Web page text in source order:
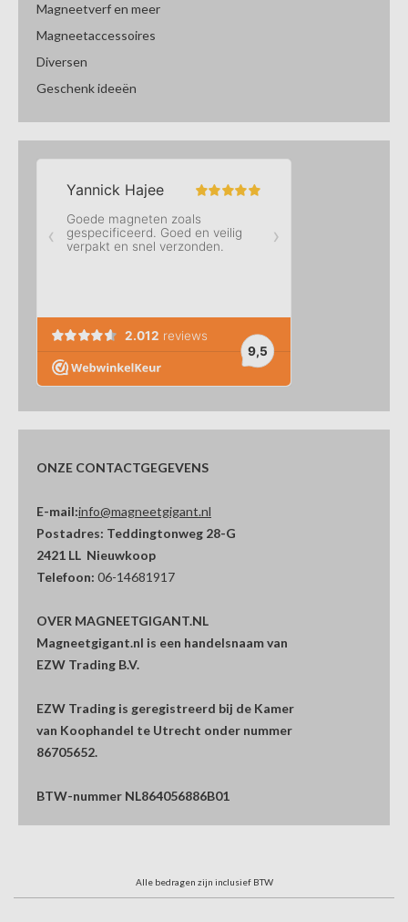
Magneetverf en meer
Magneetaccessoires
Diversen
Geschenk ideeën
ONZE CONTACTGEGEVENS
E-mail:info@magneetgigant.nl
Postadres: Teddingtonweg 28-G
2421 LL Nieuwkoop
Telefoon: 06-14681917
OVER MAGNEETGIGANT.NL
Magneetgigant.nl is een handelsnaam van
EZW Trading B.V.
EZW Trading is geregistreerd bij de Kamer
van Koophandel te Utrecht onder nummer
86705652.
BTW-nummer NL864056886B01
Alle bedragen zijn inclusief BTW